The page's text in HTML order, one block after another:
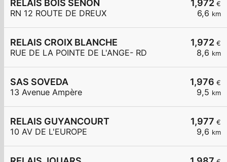
1,972 €
6,6 km
RELAIS BOIS SENON
RN 12 ROUTE DE DREUX
1,972 €
8,6 km
RELAIS CROIX BLANCHE
RUE DE LA POINTE DE L'ANGE- RD
1,976 €
9,5 km
SAS SOVEDA
13 Avenue Ampère
1,977 €
9,6 km
RELAIS GUYANCOURT
10 AV DE L'EUROPE